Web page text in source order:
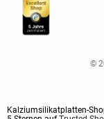
©
Kalziumsilikatplatten-